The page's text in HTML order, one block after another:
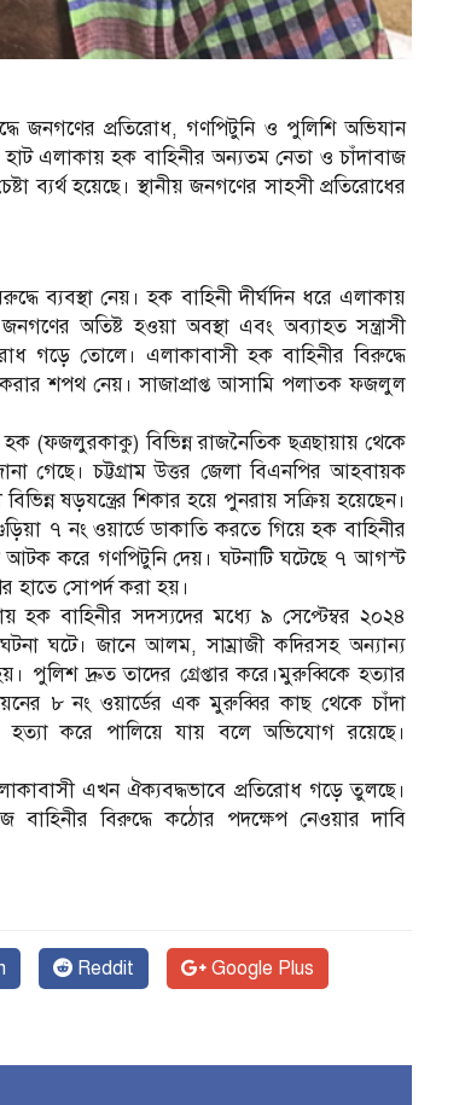
জনগণের প্রতিরোধ, গণপিটুনি ও পুলিশি অভিযান
হাট এলাকায় হক বাহিনীর অন্যতম নেতা ও চাঁদাবাজ
ব্যর্থ হয়েছে। স্থানীয় জনগণের সাহসী প্রতিরোধের
ব্যবস্থা নেয়। হক বাহিনী দীর্ঘদিন ধরে এলাকায়
অতিষ্ট হওয়া অবস্থা এবং অব্যাহত সন্ত্রাসী
গড়ে তোলে। এলাকাবাসী হক বাহিনীর বিরুদ্ধে
করার শপথ নেয়। সাজাপ্রাপ্ত আসামি পলাতক ফজলুল
(ফজলুরকাকু) বিভিন্ন রাজনৈতিক ছত্রছায়ায় থেকে
গেছে। চট্টগ্রাম উত্তর জেলা বিএনপির আহবায়ক
ষড়যন্ত্রের শিকার হয়ে পুনরায় সক্রিয় হয়েছেন।
৭ নং ওয়ার্ডে ডাকাতি করতে গিয়ে হক বাহিনীর
আটক করে গণপিটুনি দেয়। ঘটনাটি ঘটেছে ৭ আগস্ট
হাতে সোপর্দ করা হয়।
হক বাহিনীর সদস্যদের মধ্যে ৯ সেপ্টেম্বর ২০২৪
ঘটনা ঘটে। জানে আলম, সাম্রাজী কদিরসহ অন্যান্য
পুলিশ দ্রুত তাদের গ্রেপ্তার করে।মুরুব্বিকে হত্যার
৮ নং ওয়ার্ডের এক মুরুব্বির কাছ থেকে চাঁদা
করে পালিয়ে যায় বলে অভিযোগ রয়েছে।
এখন ঐক্যবদ্ধভাবে প্রতিরোধ গড়ে তুলছে।
বাহিনীর বিরুদ্ধে কঠোর পদক্ষেপ নেওয়ার দাবি
Reddit Google Plus